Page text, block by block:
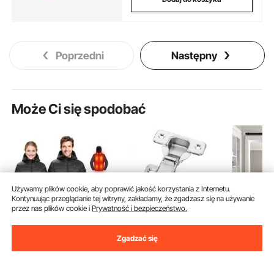
Poprzedni Następny
Może Ci się spodobać
VEVOR dla mężczyzn z
Zawiasy meblowe
VEVOR, zestaw 50
Używamy plików cookie, aby poprawić jakość korzystania z Internetu.
Kontynuując przeglądanie tej witryny, zakładamy, że zgadzasz się na używanie
przez nas plików cookie iPrywatność i bezpieczeństwo.
Zgadzać się